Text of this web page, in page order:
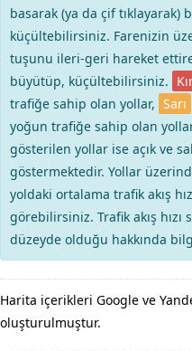
basarak (ya da çif tıklayarak)
küçültebilirsiniz. Farenizin
tuşunu ileri-geri hareket
büyütüp, küçültebilirsiniz.
trafiğe sahip olan yollar, Sarı
yoğun trafiğe sahip olan
gösterilen yollar ise açık ve
göstermektedir. Yollar
yoldaki ortalama trafik akış
görebilirsiniz. Trafik akış hızı
düzeyde olduğu hakkında
Harita içerikleri Google ve
oluşturulmuştur.